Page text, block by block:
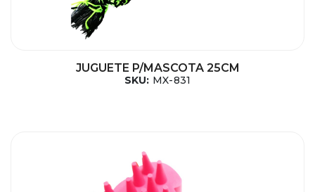
JUGUETE P/MASCOTA 25CM
SKU: MX-831